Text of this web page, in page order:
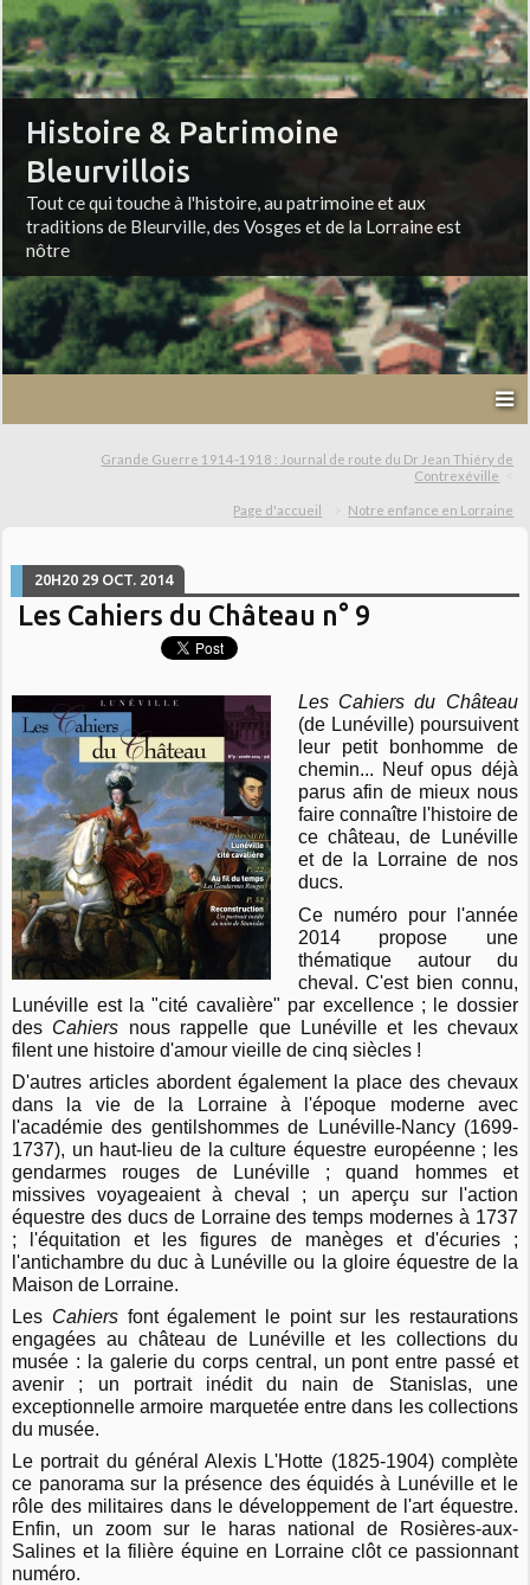
Histoire & Patrimoine
Bleurvillois
Tout ce qui touche à l'histoire, au patrimoine et aux
traditions de Bleurville, des Vosges et de la Lorraine est
nôtre
Grande Guerre 1914-1918 : Journal de route du Dr Jean Thiéry de
Contrexéville
Page d'accueil Notre enfance en Lorraine
20H20 29 OCT. 2014
Les Cahiers du Château n° 9
Les Cahiers du Château
(de Lunéville) poursuivent
leur petit bonhomme de
chemin... Neuf opus déjà
parus afin de mieux nous
faire connaître l'histoire de
ce château, de Lunéville
et de la Lorraine de nos
ducs.
Ce numéro pour l'année
2014 propose une
thématique autour du
cheval. C'est bien connu,
Lunéville est la "cité cavalière" par excellence ; le dossier
des Cahiers nous rappelle que Lunéville et les chevaux
filent une histoire d'amour vieille de cinq siècles !
D'autres articles abordent également la place des chevaux
dans la vie de la Lorraine à l'époque moderne avec
l'académie des gentilshommes de Lunéville-Nancy (1699-
1737), un haut-lieu de la culture équestre européenne ; les
gendarmes rouges de Lunéville ; quand hommes et
missives voyageaient à cheval ; un aperçu sur l'action
équestre des ducs de Lorraine des temps modernes à 1737
; l'équitation et les figures de manèges et d'écuries ;
l'antichambre du duc à Lunéville ou la gloire équestre de la
Maison de Lorraine.
Les Cahiersfont également le point sur les restaurations
engagées au château de Lunéville et les collections du
musée : la galerie du corps central, un pont entre passé et
avenir ; un portrait inédit du nain de Stanislas, une
exceptionnelle armoire marquetée entre dans les collections
du musée.
Le portrait du général Alexis L'Hotte (1825-1904) complète
ce panorama sur la présence des équidés à Lunéville et le
rôle des militaires dans le développement de l'art équestre.
Enfin, un zoom sur le haras national de Rosières-aux-
Salines et la filière équine en Lorraine clôt ce passionnant
numéro.